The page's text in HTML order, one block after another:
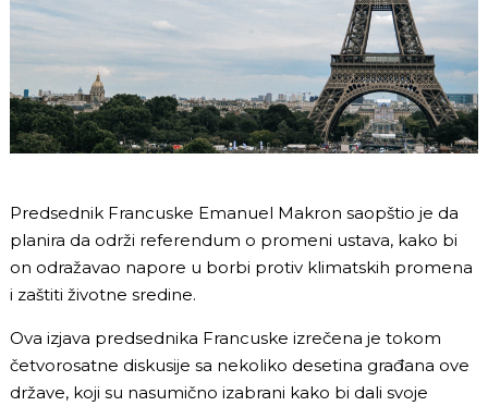
Predsednik Francuske Emanuel Makron saopštio je da
planira da održi referendum o promeni ustava, kako bi
on odražavao napore u borbi protiv klimatskih promena
i zaštiti životne sredine.
Ova izjava predsednika Francuske izrečena je tokom
četvorosatne diskusije sa nekoliko desetina građana ove
države, koji su nasumično izabrani kako bi dali svoje